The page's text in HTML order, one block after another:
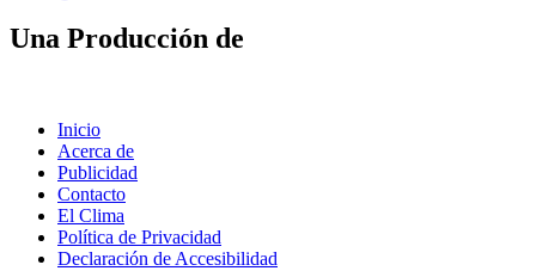
Una Producción de
Inicio
Acerca de
Publicidad
Contacto
El Clima
Política de Privacidad
Declaración de Accesibilidad